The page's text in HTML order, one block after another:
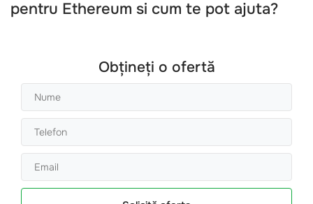
pentru Ethereum si cum te pot ajuta?
Obțineți o ofertă